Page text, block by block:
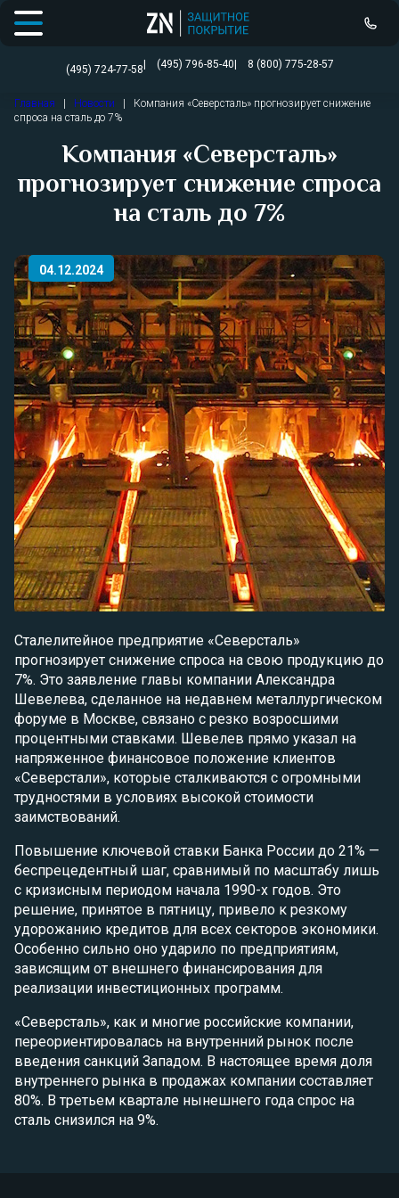
содержимому
Открыть меню
(495) 724-77-58 (495) 796-85-40 8 (800) 775-28-57
Главная Новости
Компания «Северсталь» прогнозирует снижение
спроса на сталь до 7%
Компания «Северсталь»
прогнозирует снижение спроса
на сталь до 7%
04.12.2024
Сталелитейное предприятие «Северсталь»
прогнозирует снижение спроса на свою продукцию до
7%. Это заявление главы компании Александра
Шевелева, сделанное на недавнем металлургическом
форуме в Москве, связано с резко возросшими
процентными ставками. Шевелев прямо указал на
напряженное финансовое положение клиентов
«Северстали», которые сталкиваются с огромными
трудностями в условиях высокой стоимости
заимствований.
Повышение ключевой ставки Банка России до 21% —
беспрецедентный шаг, сравнимый по масштабу лишь
с кризисным периодом начала 1990-х годов. Это
решение, принятое в пятницу, привело к резкому
удорожанию кредитов для всех секторов экономики.
Особенно сильно оно ударило по предприятиям,
зависящим от внешнего финансирования для
реализации инвестиционных программ.
«Северсталь», как и многие российские компании,
переориентировалась на внутренний рынок после
введения санкций Западом. В настоящее время доля
внутреннего рынка в продажах компании составляет
80%. В третьем квартале нынешнего года спрос на
сталь снизился на 9%.